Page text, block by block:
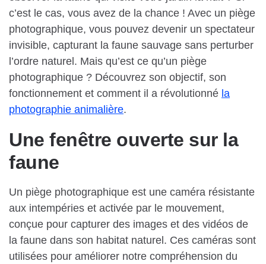
c’est le cas, vous avez de la chance ! Avec un piège
photographique, vous pouvez devenir un spectateur
invisible, capturant la faune sauvage sans perturber
l’ordre naturel. Mais qu’est ce qu’un piège
photographique ? Découvrez son objectif, son
fonctionnement et comment il a révolutionné la
photographie animalière.
Une fenêtre ouverte sur la
faune
Un piège photographique est une caméra résistante
aux intempéries et activée par le mouvement,
conçue pour capturer des images et des vidéos de
la faune dans son habitat naturel. Ces caméras sont
utilisées pour améliorer notre compréhension du